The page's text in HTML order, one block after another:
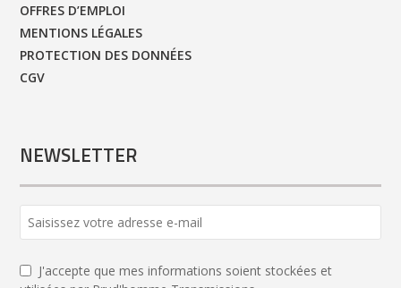
OFFRES D’EMPLOI
MENTIONS LÉGALES
PROTECTION DES DONNÉES
CGV
NEWSLETTER
J'accepte que mes informations soient stockées et